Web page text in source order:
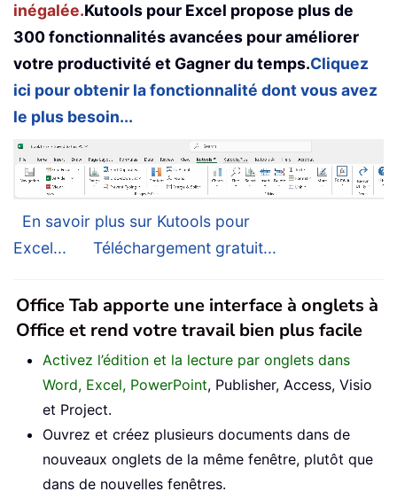
inégalée.Kutools pour Excel propose plus de
300 fonctionnalités avancées pour améliorer
votre productivité et Gagner du temps.Cliquez
ici pour obtenir la fonctionnalité dont vous avez
le plus besoin...
En savoir plus sur Kutools pour
Excel...
Téléchargement gratuit...
Office Tab apporte une interface à onglets à
Office et rend votre travail bien plus facile
Activez l’édition et la lecture par onglets dans
Word, Excel, PowerPoint, Publisher, Access, Visio
et Project.
Ouvrez et créez plusieurs documents dans de
nouveaux onglets de la même fenêtre, plutôt que
dans de nouvelles fenêtres.